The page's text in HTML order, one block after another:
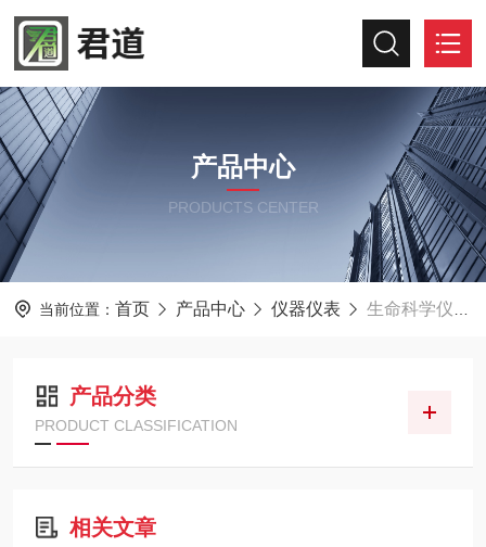
产品中心
PRODUCTS CENTER
当前位置： 首页 产品中心 仪器仪表 生命科学仪器及设备
产品分类
PRODUCT CLASSIFICATION
相关文章